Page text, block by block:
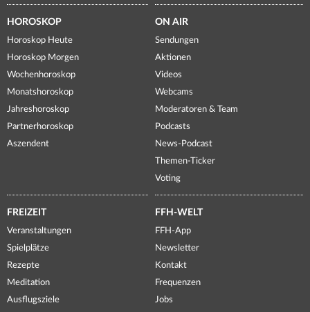
HOROSKOP
Horoskop Heute
Horoskop Morgen
Wochenhoroskop
Monatshoroskop
Jahreshoroskop
Partnerhoroskop
Aszendent
ON AIR
Sendungen
Aktionen
Videos
Webcams
Moderatoren & Team
Podcasts
News-Podcast
Themen-Ticker
Voting
FREIZEIT
Veranstaltungen
Spielplätze
Rezepte
Meditation
Ausflugsziele
FFH-WELT
FFH-App
Newsletter
Kontakt
Frequenzen
Jobs